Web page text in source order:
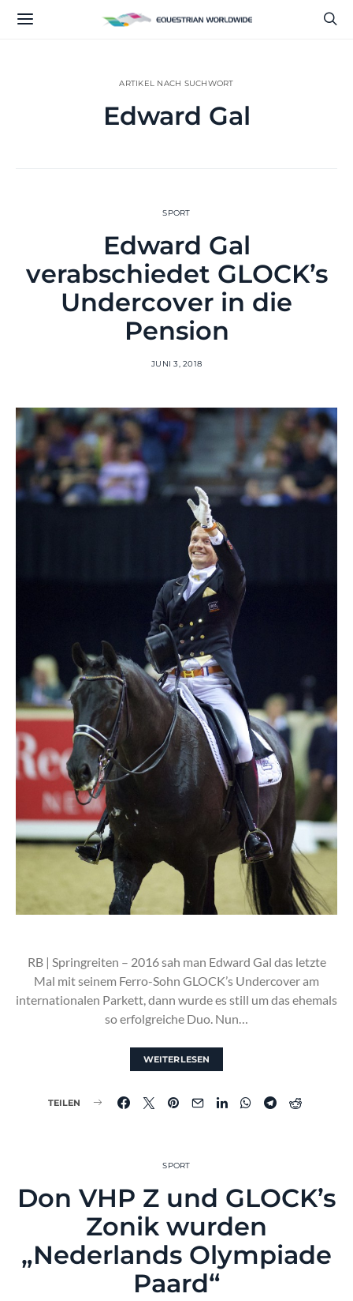
ARTIKEL NACH SUCHWORT
Edward Gal
SPORT
Edward Gal
verabschiedet GLOCK’s
Undercover in die
Pension
JUNI 3, 2018
RB | Springreiten – 2016 sah man Edward Gal das letzte
Mal mit seinem Ferro-Sohn GLOCK’s Undercover am
internationalen Parkett, dann wurde es still um das ehemals
so erfolgreiche Duo. Nun…
WEITERLESEN
TEILEN
SPORT
Don VHP Z und GLOCK’s
Zonik wurden
„Nederlands Olympiade
Paard“